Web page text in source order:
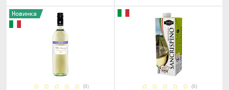
(0)
Новинка
(0)